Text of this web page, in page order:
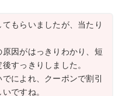
もらいましたが、当たり
因がはっきりわかり、短
すっきりしました。
によれ、クーポンで割引
ですね。